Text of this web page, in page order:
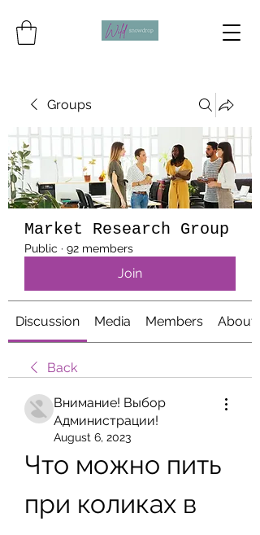
Groups
Market Research Group
Public · 92 members
Join
Discussion Media Members About
Back
Внимание! Выбор
Администрации!
August 6, 2023
Что можно пить
при коликах в